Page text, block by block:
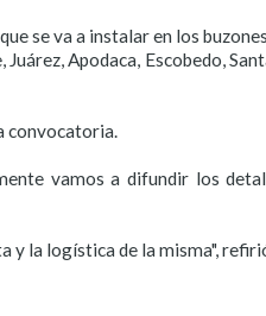
se va a instalar en los
Apodaca, Escobedo,
convocatoria.
vamos a difundir los
y la logística de la misma",